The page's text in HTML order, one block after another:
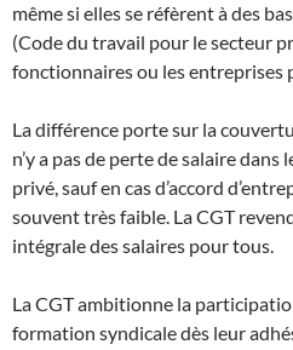
même si elles se réfèrent à des
(Code du travail pour le secteur
fonctionnaires ou les entreprises
La différence porte sur la
n’y a pas de perte de salaire
privé, sauf en cas d’accord
souvent très faible. La CGT
intégrale des salaires pour tous.
La CGT ambitionne la
formation syndicale dès leur